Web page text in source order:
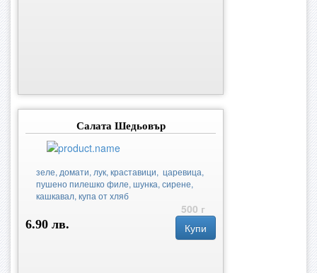
Салата Шедьовър
зеле, домати, лук, краставици, царевица,
пушено пилешко филе, шунка, сирене,
кашкавал, купа от хляб
500 г
6.90 лв.
Купи